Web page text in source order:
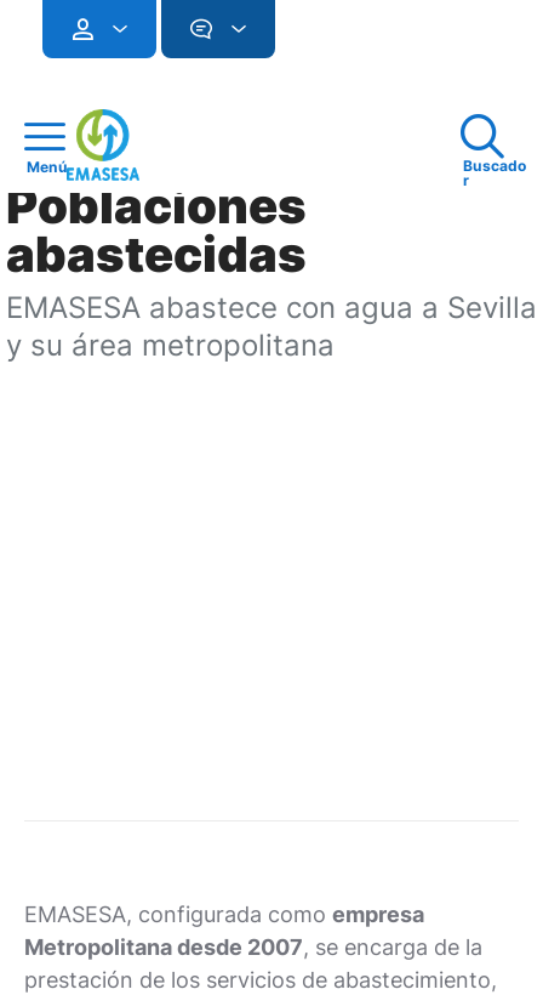
Menú
Buscado
r
Poblaciones
abastecidas
EMASESA abastece con agua a Sevilla
y su área metropolitana
EMASESA, configurada como empresa
Metropolitana desde 2007, se encarga de la
prestación de los servicios de abastecimiento,